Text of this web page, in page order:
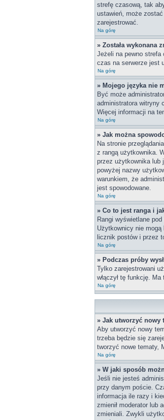
strefę czasową, tak
ustawień, może
zarejestrować.
Na górę
» Została wykonana
Jeżeli na pewno strefa
czas na serwerze jest
Na górę
» Mojego języka nie
Być może
administratora witryny
Więcej informacji na
Na górę
» Jak można
Na stronie
z rangą użytkownika.
przez użytkownika lub
powyżej nazwy
warunkiem, że
jest spowodowane.
Na górę
» Co to jest ranga i
Rangi wyświetlane
Użytkownicy nie
licznik postów i przez
Na górę
» Podczas próby
Tylko zarejestrowani
włączył tę funkcję.
Na górę
» Jak utworzyć nowy
Aby utworzyć nowy
trzeba będzie się
tworzyć nowe tematy,
Na górę
» W jaki sposób
Jeśli nie jesteś
przy danym poście.
informacja ile razy i
zmienił moderator lub
zmieniali. Zwykli